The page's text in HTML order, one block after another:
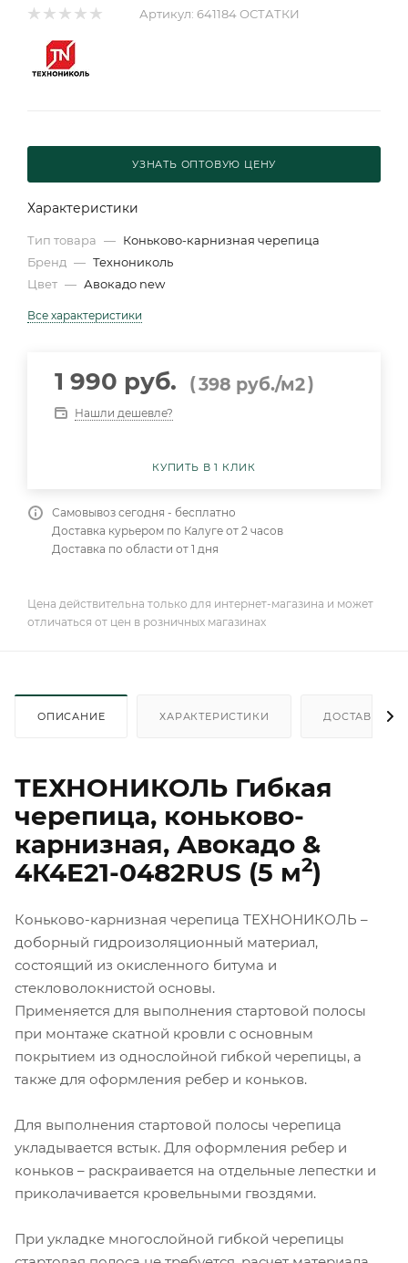
Артикул: 641184 ОСТАТКИ
УЗНАТЬ ОПТОВУЮ ЦЕНУ
Характеристики
Тип товара — Коньково-карнизная черепица
Бренд — Технониколь
Цвет — Авокадо new
Все характеристики
1 990 руб. (398 руб./м2)
Нашли дешевле?
КУПИТЬ В 1 КЛИК
Самовывоз сегодня - бесплатно
Доставка курьером по Калуге от 2 часов
Доставка по области от 1 дня
Цена действительна только для интернет-магазина и может
отличаться от цен в розничных магазинах
ОПИСАНИЕ ХАРАКТЕРИСТИКИ ДОСТАВКА
ТЕХНОНИКОЛЬ Гибкая
черепица, коньково-
карнизная, Авокадо &
4К4Е21-0482RUS (5 м2)
Коньково-карнизная черепица ТЕХНОНИКОЛЬ –
доборный гидроизоляционный материал,
состоящий из окисленного битума и
стекловолокнистой основы.
Применяется для выполнения стартовой полосы
при монтаже скатной кровли с основным
покрытием из однослойной гибкой черепицы, а
также для оформления ребер и коньков.
Для выполнения стартовой полосы черепица
укладывается встык. Для оформления ребер и
коньков – раскраивается на отдельные лепестки и
приколачивается кровельными гвоздями.
При укладке многослойной гибкой черепицы